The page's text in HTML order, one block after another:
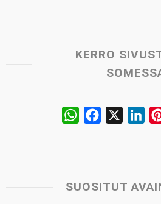
KERRO
W
s
b
e
SUOSITUT